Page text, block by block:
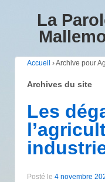
La
Accueil ›Archive pour
Archives du site
Les
Posté le 4 novembre